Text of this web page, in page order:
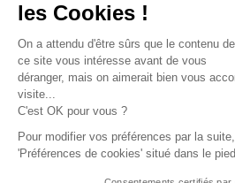
A propos de Phox
Services et garanties
les Cookies !
On a attendu d'être sûrs que le contenu de
ce site vous intéresse avant de vous
déranger, mais on aimerait bien vous
visite...
C'est OK pour vous ?
Pour modifier vos préférences par la
'Préférences de cookies' situé dans le